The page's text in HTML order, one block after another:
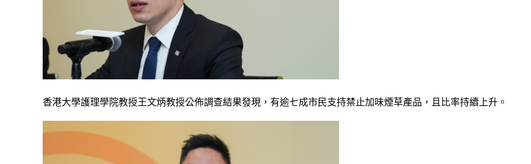
香港大學護理學院教授王文炳教授公佈調查結果發現，有逾七成市民支持禁止加味煙草產品，且比率持續上升。